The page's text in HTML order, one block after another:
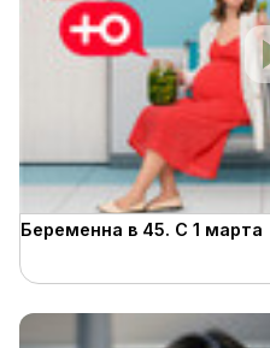
Беременна в 45. С 1 марта